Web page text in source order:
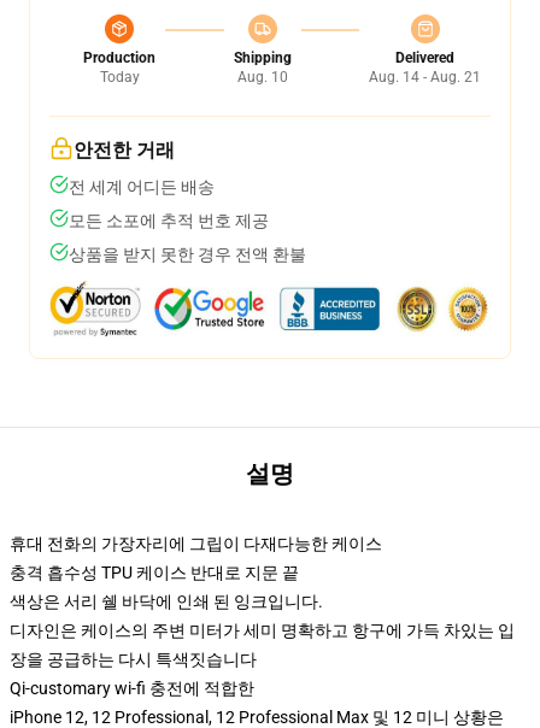
Production
Today
Shipping
Aug. 10
Delivered
Aug. 14 - Aug. 21
안전한 거래
전 세계 어디든 배송
모든 소포에 추적 번호 제공
상품을 받지 못한 경우 전액 환불
설명
휴대 전화의 가장자리에 그립이 다재다능한 케이스
충격 흡수성 TPU 케이스 반대로 지문 끝
색상은 서리 쉘 바닥에 인쇄 된 잉크입니다.
디자인은 케이스의 주변 미터가 세미 명확하고 항구에 가득 차있는 입
장을 공급하는 다시 특색짓습니다
Qi-customary wi-fi 충전에 적합한
iPhone 12, 12 Professional, 12 Professional Max 및 12 미니 상황은